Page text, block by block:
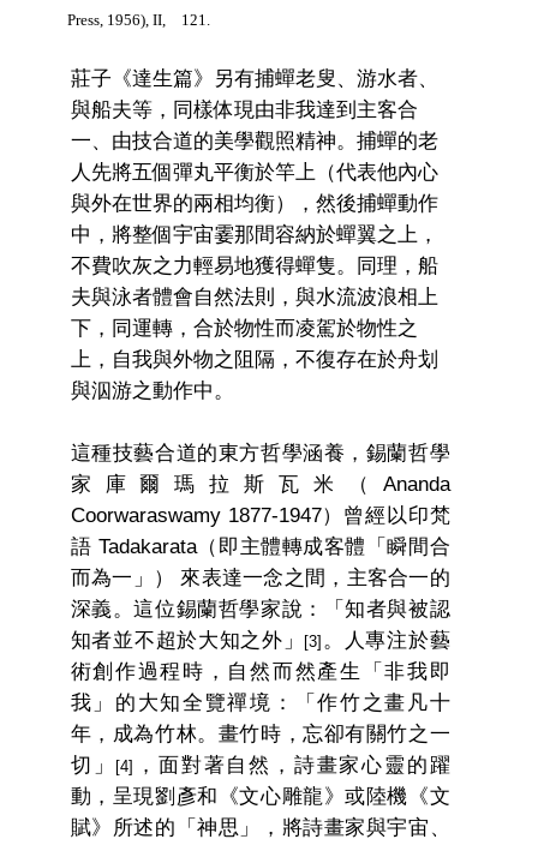
Press, 1956), II, 121.
莊子《達生篇》另有捕蟬老叟、游水者、
與船夫等，同樣体現由非我達到主客合
一、由技合道的美學觀照精神。捕蟬的老
人先將五個彈丸平衡於竿上（代表他內心
與外在世界的兩相均衡），然後捕蟬動作
中，將整個宇宙霎那間容納於蟬翼之上，
不費吹灰之力輕易地獲得蟬隻。同理，船
夫與泳者體會自然法則，與水流波浪相上
下，同運轉，合於物性而凌駕於物性之
上，自我與外物之阻隔，不復存在於舟划
與泅游之動作中。
這種技藝合道的東方哲學涵養，錫蘭哲學
家庫爾瑪拉斯瓦米
（ Ananda
Coorwaraswamy 1877-1947） 曾經以印梵
語 Tadakarata（即主體轉成客體「瞬間合
而為一」） 來表達一念之間，主客合一的
深義。這位錫蘭哲學家說：「知者與被認
知者並不超於大知之外」
[3] 。人專注於藝
術創作過程時，自然而然產生「非我即
我」的大知全覽禪境：「作竹之畫凡十
年，成為竹林。畫竹時，忘卻有關竹之一
切」
[4]
，面對著自然，詩畫家心靈的躍
動，呈現劉彥和《文心雕龍》或陸機《文
賦》所述的「神思」，將詩畫家與宇宙、